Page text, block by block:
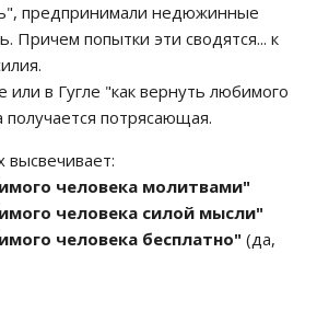
предпринимали недюжинные
Причем попытки эти сводятся... к
или в Гугле "как вернуть любимого
получается потрясающая.
высвечивает:
человека молитвами"
человека силой мысли"
человека бесплатно" (да,